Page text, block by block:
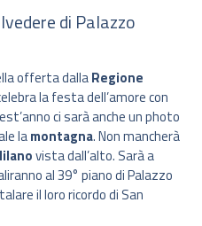
di Palazzo
offerta dallaRegione
la festa dell’amore con
ci sarà anche un photo
lamontagna. Non mancherà
vista dall’alto. Sarà a
al 39° piano di Palazzo
il loro ricordo di San